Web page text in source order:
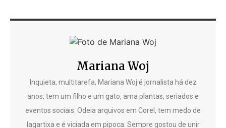
Mariana Woj
Inquieta, multitarefa, Mariana Woj é jornalista há dez
anos, tem um filho e um gato, ama plantas, seriados e
eventos sociais. Odeia arquivos em Corel, tem medo de
lagartixa e é viciada em pipoca. Sempre gostou de unir